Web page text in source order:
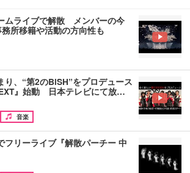
ムライブで解散 メンバーの今
所移籍や活動の方向性も
り、“第2のBiSH”をプロデュース
』始動 日本テレビにて放…
音楽
フリーライブ『解散パーチー 中